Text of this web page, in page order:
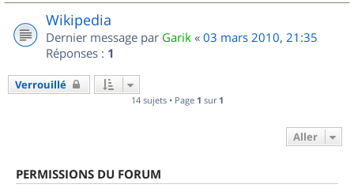
Wikipedia
Dernier message par Garik « 03 mars 2010, 21:35
Réponses : 1
Verrouillé
14 sujets • Page 1 sur 1
Aller
PERMISSIONS DU FORUM